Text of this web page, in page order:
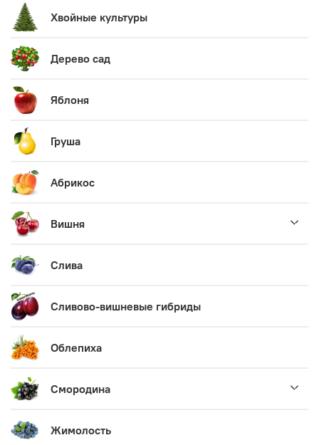
Хвойные культуры
Дерево сад
Яблоня
Груша
Абрикос
Вишня
Слива
Сливово-вишневые гибриды
Облепиха
Смородина
Жимолость